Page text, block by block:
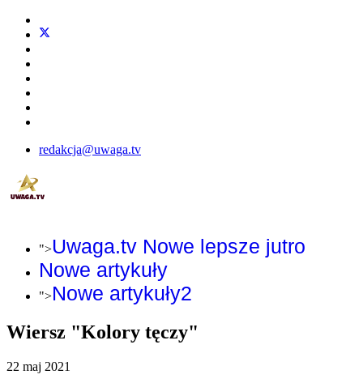
redakcja@uwaga.tv
">Uwaga.tv Nowe lepsze jutro
Nowe artykuły
">Nowe artykuły2
Wiersz "Kolory tęczy"
22 maj 2021